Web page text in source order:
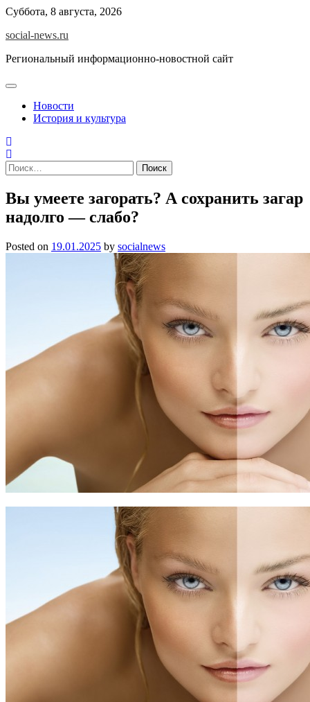
Skip
content
Суббота, 8 августа, 2026
social-news.ru
Региональный информационно-новостной сайт
Новости
История и культура
Найти:
Вы умеете загорать? А сохранить загар
надолго — слабо?
Posted on 19.01.2025 by socialnews